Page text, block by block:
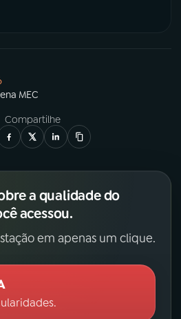
MEC
Compartilhe
a qualidade do
acessou.
em apenas um clique.